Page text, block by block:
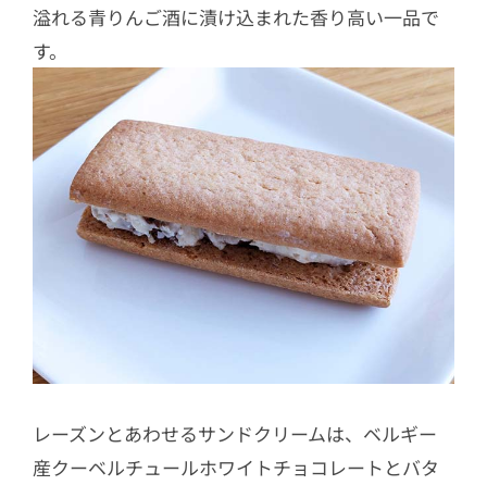
溢れる青りんご酒に漬け込まれた香り高い一品で
す。
レーズンとあわせるサンドクリームは、ベルギー
産クーベルチュールホワイトチョコレートとバタ